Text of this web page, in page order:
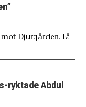
mot Djurgården. Få
ryktade Abdul